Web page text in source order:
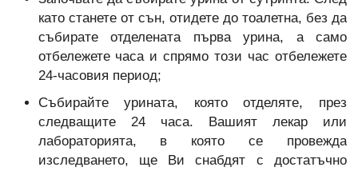
като станете от сън, отидете до тоалетна, без да
събирате отделената първа урина, а само
отбележете часа и спрямо този час отбележете
24-часовия период;
Събирайте урината, която отделяте, през
следващите 24 часа. Вашият лекар или
лабораторията, в която се провежда
изследването, ще Ви снабдят с достатъчно